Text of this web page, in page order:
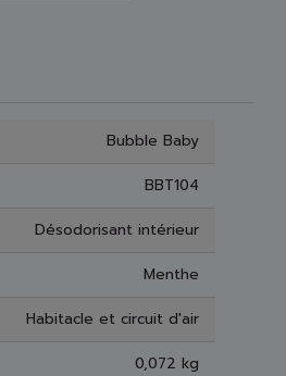
Bubble Baby
BBT104
Désodorisant intérieur
Menthe
Habitacle et circuit d'air
0,072 kg